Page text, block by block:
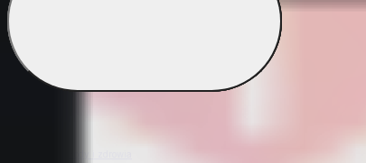
Bestsellery z mieszkania i sprzątania